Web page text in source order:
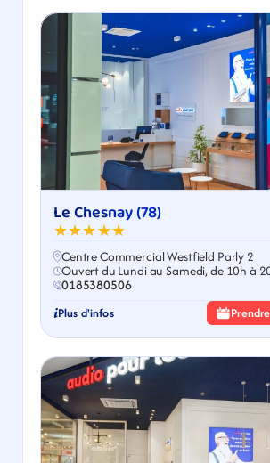
Le Chesnay (78)
★★★★★
Centre Commercial Westfield Parly 2
Ouvert du Lundi au Samedi, de 10h à
0185380506
Plus d'infos